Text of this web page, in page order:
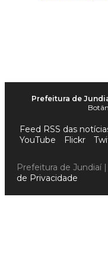
Prefeitura de
Feed RSS das
YouTube
Flickr
Prefeitura de Jundiaí
de Privacidade